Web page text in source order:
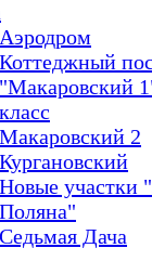
Аэродром
Коттеджный
"Макаровский
класс
Макаровский 2
Кургановский
Новые участки
Поляна"
Седьмая Дача